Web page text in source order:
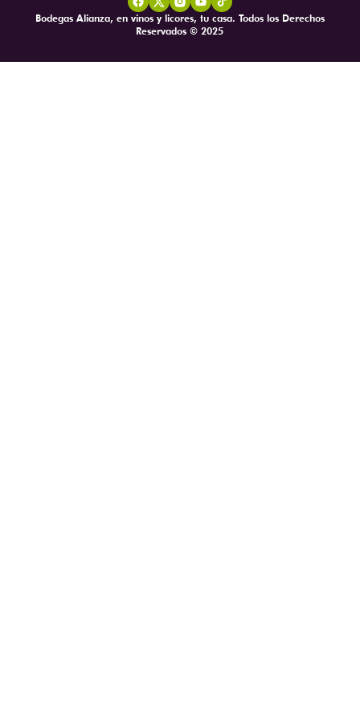
Bodegas Alianza, en vinos y licores, tu casa. Todos los Derechos
Reservados © 2025